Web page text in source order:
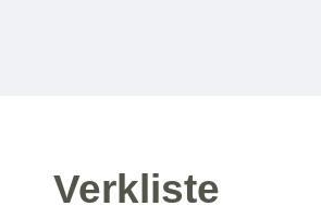
Verkliste